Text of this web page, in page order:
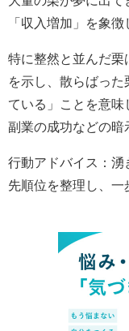
「収入増加」を象徴
特に整然と並んだ栗
を示し、散らばっ
ている」ことを意味
副業の成功などの暗
行動アドバイス：湧
先順位を整理し、一